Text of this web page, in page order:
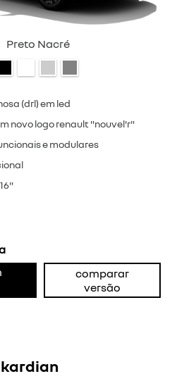
Preto Nacré
(drl) em led
novo logo renault "nouvel'r"
e modulares
comparar
versão